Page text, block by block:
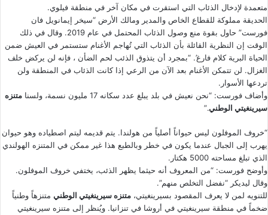
متعمدة لإدخال الذئاب التي استقرت في مكان آخر في منطقة فيلوي.
الحديقة مملوكة للقطاع الخاص والمدير ومالك الأرض “سيخر إيمانويل فان
فورست” حاول بقوة منع وصول الذئاب المحتمل في عام 2019. وقال في ذلك
الوقت إن النظرية القائلة بأن الذئاب التي تُهاجم الأغنام ستستمر في العيش ضمن
الحياة البرية كلام فارغ’. “بمجرد أن يتذوق الذئب لحم الضأن ، فإنه لن يركض خلف
الغزال. لن تتمكن الأغنام بعد الآن من الرعي إذا كانت الذئاب في المنطقة ولن
تردعها الأسوار.
وأضاف فورست: “نحن نعيش في بلد يبلغ عدد سكانه 17 مليون نسمة، ولسنا
متنزه
سيرينغيتي الوطني.”
“خروف الموفلون ليس حيواناً أصلياً من هولندا. يتم قديمه ليتم اصطياده وهو حيوان
يهرب إلى الجبال عندما يكون في خطر وبالطبع هذا غير ممكن في المتنزه الهولندي
الذي تبلغ مساحته 5000 هكتار.
وأوضح فورست: “من المعروف أنه حيثما يظهر الذئب، يختفي خروف الموفلون.
وقال ليديكر “نفضل التخلص منهم”.
للتنويه لمن لا يعرف المقصود بسيرينغيتي، متنزه سيرينغيتي الوطني متنزهاً وطنياً
ضخماً في منطقة سيرينغيتي في أروشا في تنزانيا. ويُنظر إلى متنزه سيرينغيتي